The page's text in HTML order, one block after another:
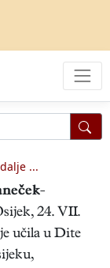
...
24. VII.
učila u Dite